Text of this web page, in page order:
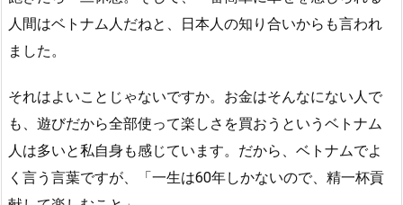
人間はベトナム人だねと、日本人の知り合いからも言われ
ました。
それはよいことじゃないですか。お金はそんなにない人で
も、遊びだから全部使って楽しさを買おうというベトナム
人は多いと私自身も感じています。だから、ベトナムでよ
く言う言葉ですが、「一生は60年しかないので、精一杯貢